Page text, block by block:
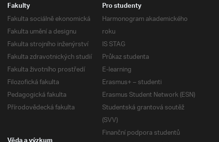
Fakulty
Fakulta sociálně ekonomická
Fakulta umění a designu
Fakulta strojního inženýrství
Fakulta zdravotnických studií
Fakulta životního prostředí
Filozofická fakulta
Pedagogická fakulta
Přírodovědecká fakulta
Pro studenty
Harmonogram akademického
roku
IS STAG
Průkaz studenta
E-learning
Erasmus+ – studenti
Erasmus Student Network (ESN)
Studentská grantová soutěž
(SVV)
Finanční podpora studentů